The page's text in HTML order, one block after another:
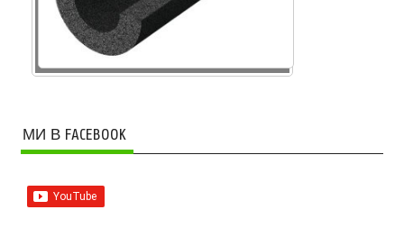
МИ В FACEBOOK